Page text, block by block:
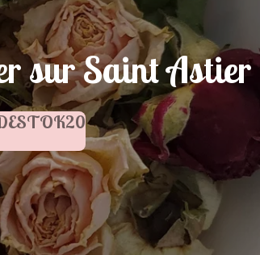
sur Saint Astier